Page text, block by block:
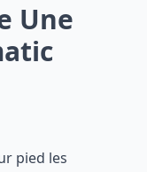
Une
pied les